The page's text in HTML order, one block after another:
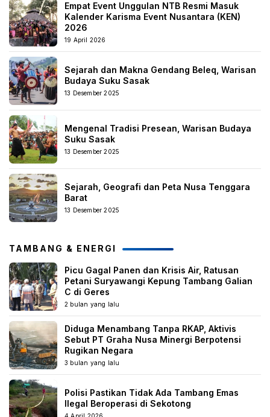
Empat Event Unggulan NTB Resmi Masuk
Kalender Karisma Event Nusantara (KEN)
2026
19 April 2026
Sejarah dan Makna Gendang Beleq, Warisan
Budaya Suku Sasak
13 Desember 2025
Mengenal Tradisi Presean, Warisan Budaya
Suku Sasak
13 Desember 2025
Sejarah, Geografi dan Peta Nusa Tenggara
Barat
13 Desember 2025
TAMBANG & ENERGI
Picu Gagal Panen dan Krisis Air, Ratusan
Petani Suryawangi Kepung Tambang Galian
C di Geres
2 bulan yang lalu
Diduga Menambang Tanpa RKAP, Aktivis
Sebut PT Graha Nusa Minergi Berpotensi
Rugikan Negara
3 bulan yang lalu
Polisi Pastikan Tidak Ada Tambang Emas
Ilegal Beroperasi di Sekotong